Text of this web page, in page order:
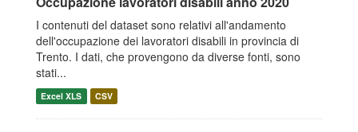
I contenuti del dataset sono relativi all'andamento
dell'occupazione dei lavoratori disabili in provincia di
Trento. I dati, che provengono da diverse fonti, sono
stati...
Excel XLS CSV